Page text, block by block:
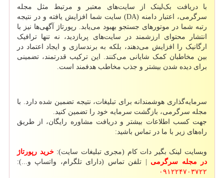
با دریافت بک‌لینک از سایت‌های معتبر و مرتبط مثل مجله
سرگرمی، اعتبار دامنه (DA) سایت شما افزایش یافته و در نتیجه
رتبه شما در موتورهای جستجو بهبود می‌یابد. رپورتاژ آگهی‌ها نیز با
انتشار محتوای ارزشمند در سایت‌های پربازدید، نه تنها ترافیک
ارگانیک را افزایش می‌دهند، بلکه به برندسازی و ایجاد اعتماد در
بین مخاطبان کمک شایانی می‌کنند. این ترکیب قدرتمند، تضمینی
برای دیده شدن بیشتر و جذب مخاطب هدفمند است.
سرمایه‌گذاری هوشمندانه برای تبلیغات، نتیجه‌ تضمین شده دارد. با
مجله سرگرمی، بازگشت سرمایه خود را تضمین کنید.
جهت کسب اطلاعات بیشتر و دریافت مشاوره رایگان، از طریق
راه‌های زیر با ما در تماس باشید:
وبسایت لینک بگیر دات کام (مجری تبلیغات سایت):خرید رپورتاژ
در مجله سرگرمی | تلفن تماس (دارای تلگرام، واتساپ و...):
۰۹۱۲۲۴۷۰۳۷۲۲